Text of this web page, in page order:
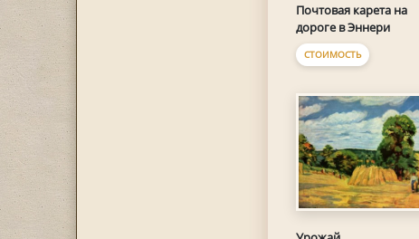
Почтовая карета на
дороге в Эннери
СТОИМОСТЬ